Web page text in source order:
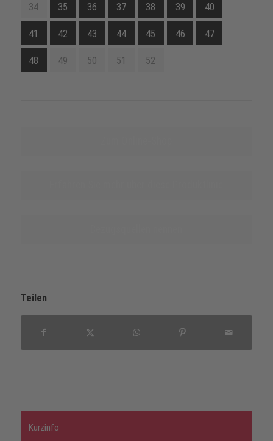
34 35 36 37 38 39 40
41 42 43 44 45 46 47
48 49 50 51 52
Teilen
Kurzinfo